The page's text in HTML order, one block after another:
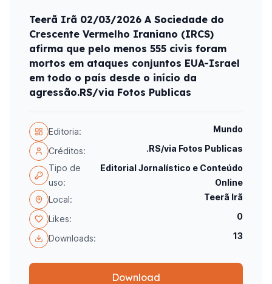
Teerã Irã 02/03/2026 A Sociedade do
Crescente Vermelho Iraniano (IRCS)
afirma que pelo menos 555 civis foram
mortos em ataques conjuntos EUA-Israel
em todo o país desde o início da
agressão.RS/via Fotos Publicas
Editoria: Mundo
Créditos:
.RS/via Fotos Publicas
Tipo de
uso:
Editorial Jornalístico e Conteúdo
Online
Local:
Teerã Irã
Likes: 0
Downloads: 13
Download